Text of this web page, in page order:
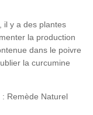
il y a des plantes
la production
dans le poivre
la curcumine
Remède Naturel